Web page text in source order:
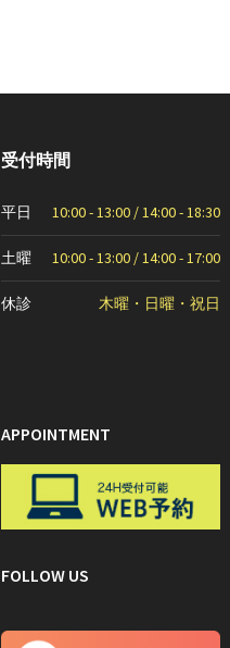
受付時間
平日 10:00 - 13:00 / 14:00 - 18:30
土曜 10:00 - 13:00 / 14:00 - 17:00
休診 木曜・日曜・祝日
APPOINTMENT
FOLLOW US